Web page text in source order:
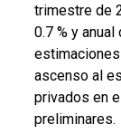
trimestre de
0.7 % y anual
ascenso al
privados en
preliminares.